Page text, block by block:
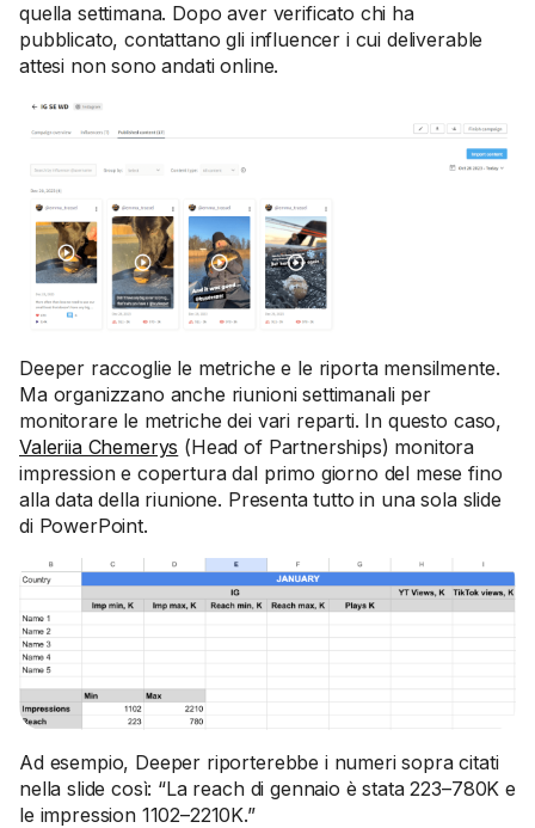
quella settimana. Dopo aver verificato chi ha
pubblicato, contattano gli influencer i cui deliverable
attesi non sono andati online.
Deeper raccoglie le metriche e le riporta mensilmente.
Ma organizzano anche riunioni settimanali per
monitorare le metriche dei vari reparti. In questo caso,
Valeriia Chemerys (Head of Partnerships) monitora
impression e copertura dal primo giorno del mese fino
alla data della riunione. Presenta tutto in una sola slide
di PowerPoint.
Ad esempio, Deeper riporterebbe i numeri sopra citati
nella slide così: “La reach di gennaio è stata 223–780K e
le impression 1102–2210K.”